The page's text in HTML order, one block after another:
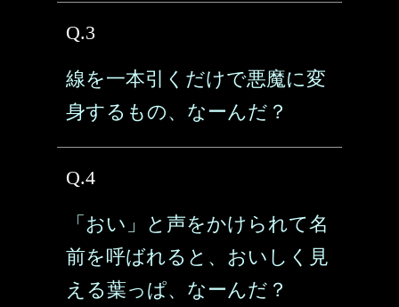
Q.3
線を一本引くだけで悪魔に変
身するもの、なーんだ？
Q.4
「おい」と声をかけられて名
前を呼ばれると、おいしく見
える葉っぱ、なーんだ？